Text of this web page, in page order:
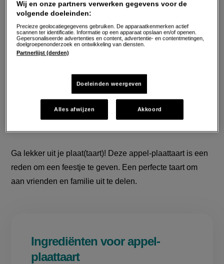
Ga lekker uit je plaat(taart)! Deze appel-plaattaart is een
reden om een feestje te geven. Een perfecte taart om
aan vrienden en familie uit te delen.
Ingrediënten voor appel-
plaattaart
Wij en onze partners verwerken gegevens voor de
volgende doeleinden:
Precieze geolocatiegegevens gebruiken. De apparaatkenmerken actief
scannen ter identificatie. Informatie op een apparaat opslaan en/of openen.
Gepersonaliseerde advertenties en content, advertentie- en contentmetingen,
doelgroepenonderzoek en ontwikkeling van diensten.
Partnerlijst (derden)
Doeleinden weergeven
Alles afwijzen Akkoord